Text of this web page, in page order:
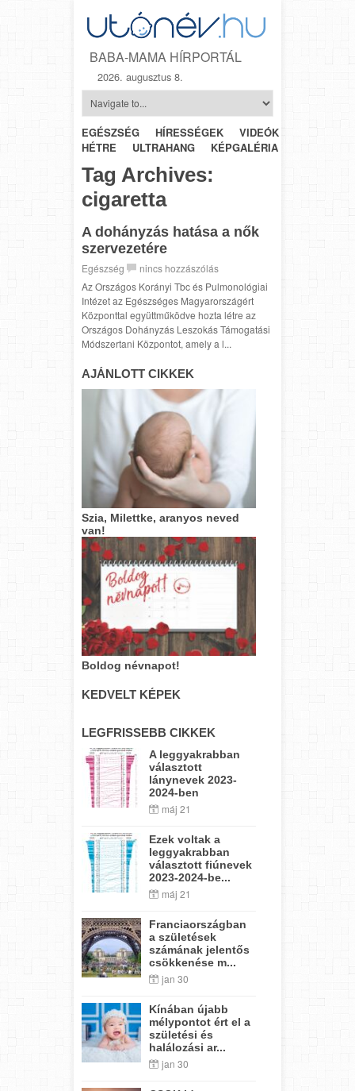
BABA-MAMA HÍRPORTÁL
2026. augusztus 8.
EGÉSZSÉG HÍRESSÉGEK VIDEÓK
HÉTRŐL-
HÉTRE
ULTRAHANG KÉPGALÉRIA
Tag Archives:
cigaretta
A dohányzás hatása a nők
szervezetére
Egészség
nincs hozzászólás
Az Országos Korányi Tbc és Pulmonológiai
Intézet az Egészséges Magyarországért
Központtal együttműködve hozta létre az
Országos Dohányzás Leszokás Támogatási
Módszertani Központot, amely a l...
AJÁNLOTT CIKKEK
Szia, Milettke, aranyos neved
van!
Boldog névnapot!
KEDVELT KÉPEK
LEGFRISSEBB CIKKEK
A leggyakrabban
választott
lánynevek 2023-
2024-ben
máj 21
Ezek voltak a
leggyakrabban
választott fiúnevek
2023-2024-be...
máj 21
Franciaországban
a születések
számának jelentős
csökkenése m...
jan 30
Kínában újabb
mélypontot ért el a
születési és
halálozási ar...
jan 30